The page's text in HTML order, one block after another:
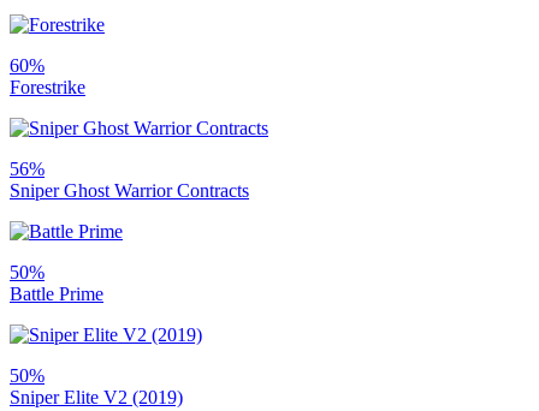
60%
Forestrike
56%
Sniper Ghost Warrior Contracts
50%
Battle Prime
50%
Sniper Elite V2 (2019)